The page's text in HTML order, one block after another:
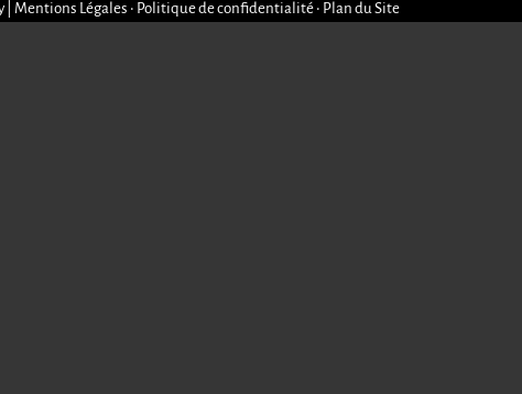
Mentions Légales • Politique de confidentialité• Plan du Site